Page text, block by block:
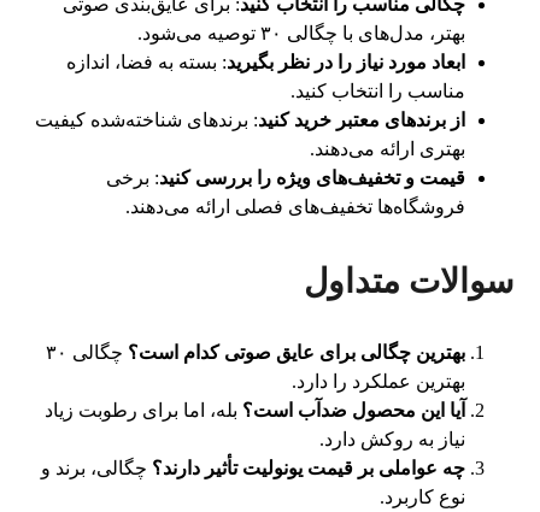
بهتر، مدل‌های با چگالی ۳۰ توصیه می‌شود.
ابعاد مورد نیاز را در نظر بگیرید: بسته به فضا، اندازه
مناسب را انتخاب کنید.
از برندهای معتبر خرید کنید: برندهای شناخته‌شده کیفیت
بهتری ارائه می‌دهند.
قیمت و تخفیف‌های ویژه را بررسی کنید: برخی
فروشگاه‌ها تخفیف‌های فصلی ارائه می‌دهند.
سوالات متداول
بهترین چگالی برای عایق صوتی کدام است؟
چگالی ۳۰
بهترین عملکرد را دارد.
آیا این محصول ضدآب است؟ بله، اما برای رطوبت زیاد
نیاز به روکش دارد.
چه عواملی بر قیمت یونولیت تأثیر دارند؟ چگالی، برند و
نوع کاربرد.